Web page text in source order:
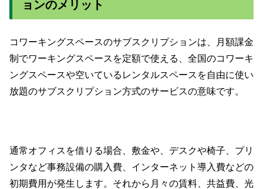
ョンのメリット
コワーキングスペースのサブスクリプションは、月額課金
制でワーキングスペースを定額で使える、全国のコワーキ
ングスペースや空いているレンタルスペースを自由に使い
放題のサブスクリプション方式のサービスの意味です。
通常オフィスを借りる場合、敷金や、デスクや椅子、プリ
ンタなど事務設備の購入費、インターネット導入費などの
初期費用が発生します。それから月々の賃料、共益費、光